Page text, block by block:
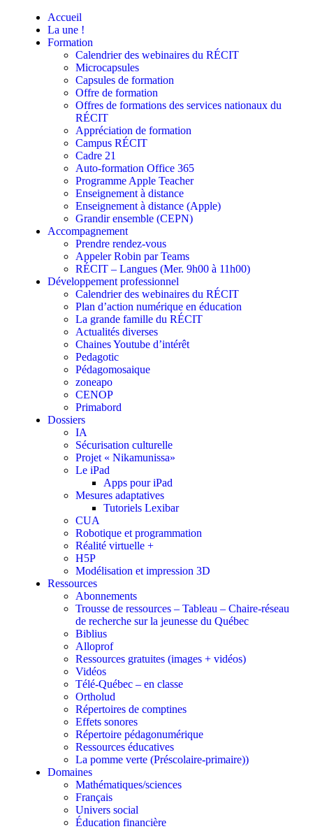
Accueil
La une !
Formation
Calendrier des webinaires du RÉCIT
Microcapsules
Capsules de formation
Offre de formation
Offres de formations des services nationaux du
RÉCIT
Appréciation de formation
Campus RÉCIT
Cadre 21
Auto-formation Office 365
Programme Apple Teacher
Enseignement à distance
Enseignement à distance (Apple)
Grandir ensemble (CEPN)
Accompagnement
Prendre rendez-vous
Appeler Robin par Teams
RÉCIT – Langues (Mer. 9h00 à 11h00)
Développement professionnel
Calendrier des webinaires du RÉCIT
Plan d’action numérique en éducation
La grande famille du RÉCIT
Actualités diverses
Chaines Youtube d’intérêt
Pedagotic
Pédagomosaique
zoneapo
CENOP
Primabord
Dossiers
IA
Sécurisation culturelle
Projet « Nikamunissa»
Le iPad
Apps pour iPad
Mesures adaptatives
Tutoriels Lexibar
CUA
Robotique et programmation
Réalité virtuelle +
H5P
Modélisation et impression 3D
Ressources
Abonnements
Trousse de ressources – Tableau – Chaire-réseau
de recherche sur la jeunesse du Québec
Biblius
Alloprof
Ressources gratuites (images + vidéos)
Vidéos
Télé-Québec – en classe
Ortholud
Répertoires de comptines
Effets sonores
Répertoire pédagonumérique
Ressources éducatives
La pomme verte (Préscolaire-primaire))
Domaines
Mathématiques/sciences
Français
Univers social
Éducation financière